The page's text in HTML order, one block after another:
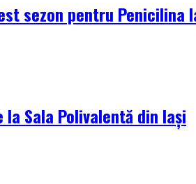
sezon pentru Penicilina
Sala Polivalentă din Iași